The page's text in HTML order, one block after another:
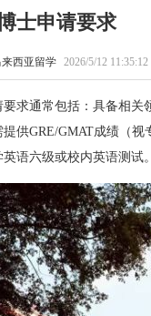
士申请要求
西亚留学 2026/5/12 11:35:12
要求通常包括：具备相关
供GRE/GMAT成绩（
语六级或校内英语测试。